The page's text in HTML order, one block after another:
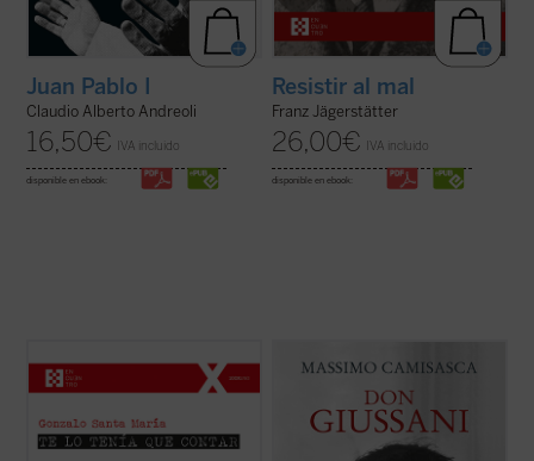
Juan Pablo I
Claudio Alberto Andreoli
16,50€ IVA incluido
disponible en ebook:
Resistir al mal
Franz Jägerstätter
26,00€ IVA incluido
disponible en ebook:
manera casi epistolar, la llegada a su vida
de su esposa, sus hijos —entre ellos
otros muchos acontecimientos
enmarcados en la historia reciente de
España ...(ver ficha)
grandes educadores del siglo XX. Esta
obra, escrita por uno de sus más
estrechos colaboradores a lo largo de
cuarenta años, conforma una sintética
biografía espiritual que permite conocer
(ver ficha)